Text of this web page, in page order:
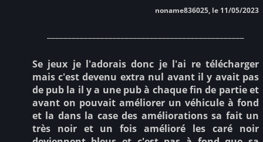
noname836025, le 11/05/2023
Se jeux je l'adorais donc je l'ai re télécharger
mais c'est devenu extra nul avant il y avait pas
de pub la il y a une pub à chaque fin de partie et
avant on pouvait améliorer un véhicule à fond
et la dans la case des améliorations sa fait un
très noir et un fois amélioré les caré noir